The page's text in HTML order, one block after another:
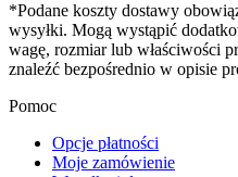
*Podane koszty dostawy
wysyłki. Mogą wystąpić
wagę, rozmiar lub właściwości
znaleźć bezpośrednio w opisie
Pomoc
Opcje płatności
Moje zamówienie